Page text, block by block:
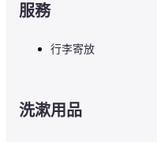
們。
Gran Kitchen（大廚房酒店）
服務
行李寄放
洗漱用品